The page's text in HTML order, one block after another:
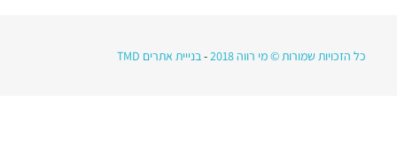
כל הזכויות שמורות © מי רווה 2018 -בנייית אתרים TMD